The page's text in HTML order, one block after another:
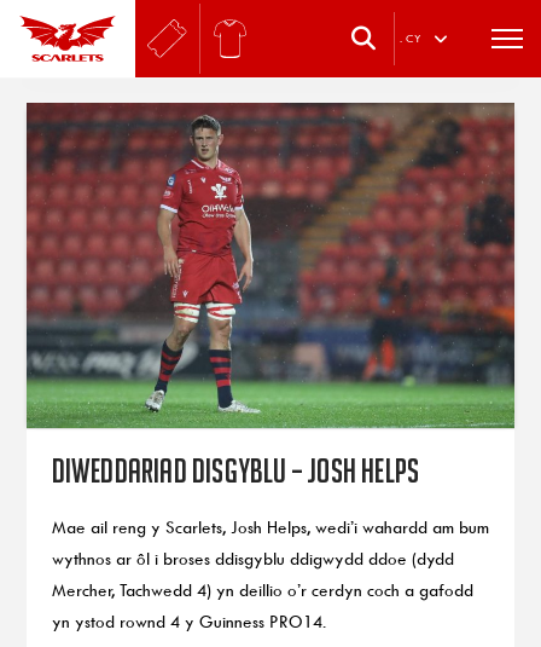
. CY
Diweddariad disgyblu – Josh Helps
Mae ail reng y Scarlets, Josh Helps, wedi’i wahardd am bum
wythnos ar ôl i broses ddisgyblu ddigwydd ddoe (dydd
Mercher, Tachwedd 4) yn deillio o’r cerdyn coch a gafodd
yn ystod rownd 4 y Guinness PRO14.